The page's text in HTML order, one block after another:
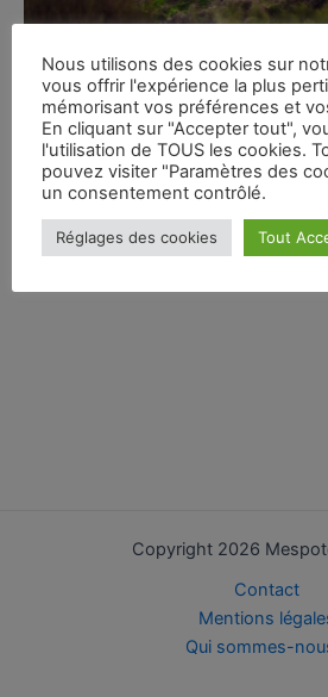
Boku no pico :
pas à tant de
Erreur 500 lors de la récupération de
de données.
Copyright 2026
Contact
Mentions
Qui sommes-
Nous utilisons des cookies sur
vous offrir l'expérience la plus
mémorisant vos préférences et
En cliquant sur "Accepter tout",
l'utilisation de TOUS les cookies.
pouvez visiter "Paramètres des
un consentement contrôlé.
Réglages des cookies Tout